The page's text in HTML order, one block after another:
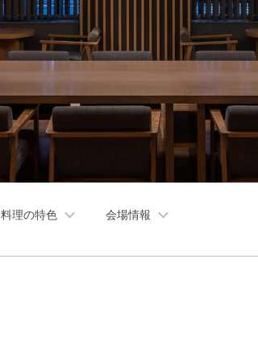
料理の特色 会場情報